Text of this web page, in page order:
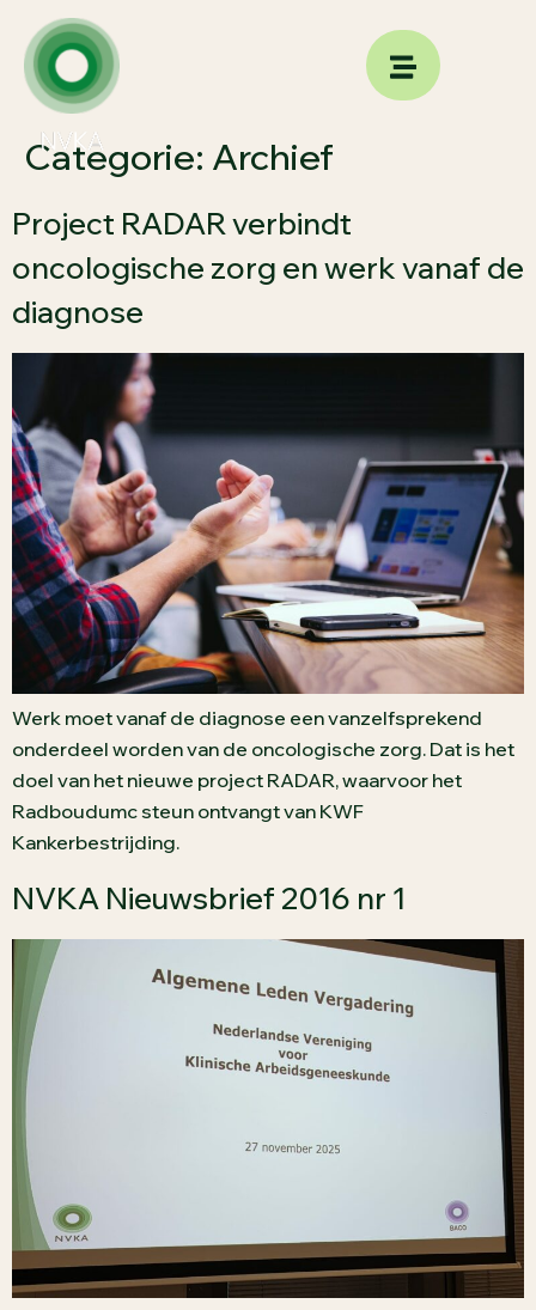
Categorie: Archief
Project RADAR verbindt
oncologische zorg en werk vanaf de
diagnose
Werk moet vanaf de diagnose een vanzelfsprekend
onderdeel worden van de oncologische zorg. Dat is het
doel van het nieuwe project RADAR, waarvoor het
Radboudumc steun ontvangt van KWF
Kankerbestrijding.
NVKA Nieuwsbrief 2016 nr 1